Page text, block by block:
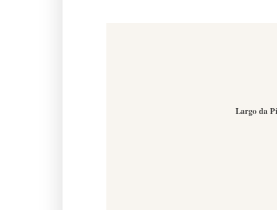
Largo da